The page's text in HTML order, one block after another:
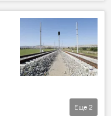
Еще 2